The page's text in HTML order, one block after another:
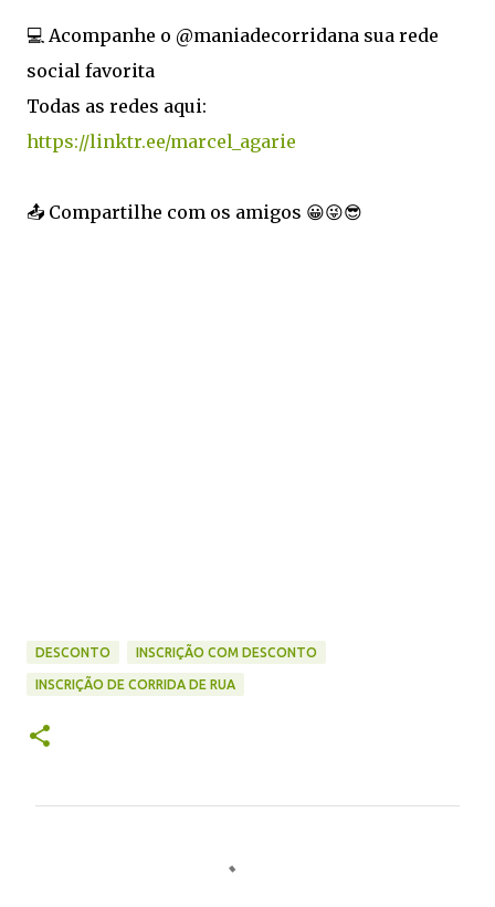
💻 Acompanhe o @maniadecorridana sua rede
social favorita
Todas as redes aqui:
https://linktr.ee/marcel_agarie
📤 Compartilhe com os amigos 😀😜😎
DESCONTO INSCRIÇÃO COM DESCONTO
INSCRIÇÃO DE CORRIDA DE RUA